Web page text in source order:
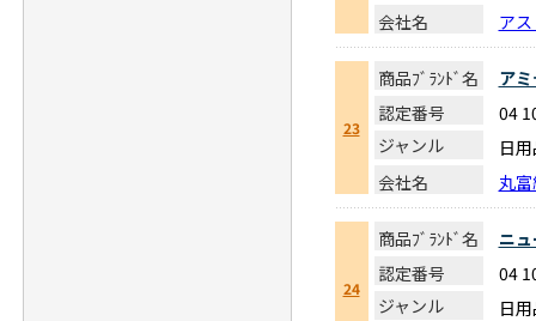
会社名
ア
23
商品ﾌﾞﾗﾝﾄﾞ名
ア
認定番号
04
ジャンル
日
会社名
丸
24
商品ﾌﾞﾗﾝﾄﾞ名
ニ
認定番号
04
ジャンル
日